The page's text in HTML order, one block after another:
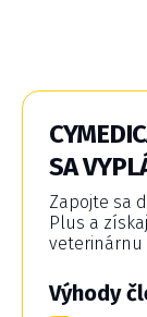
SA
Zapojte sa
Plus a
veterinárnu
Výhody